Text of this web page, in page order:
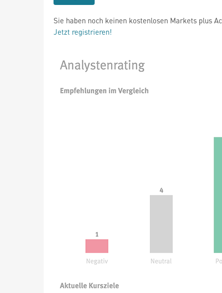
Sie haben noch keinen kostenlosen Markets plus
Jetzt registrieren!